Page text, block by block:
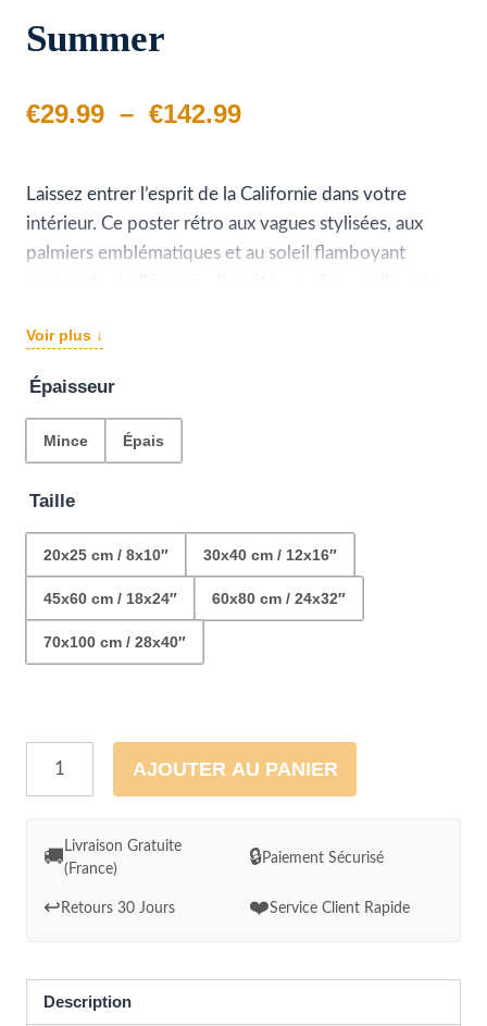
Summer
€29.99 – €142.99Plage
prix :
€29.99
Laissez entrer l’esprit de la Californie dans votre
intérieur. Ce poster rétro aux vagues stylisées, aux
palmiers emblématiques et au soleil flamboyant
gamme
Couleurs éclatantes et durables dans le temps
Palette vintage orange, teal et crème qui s’intègre
mer
Voir plus ↓
Épaisseur
Mince Épais
Taille
20x25 cm / 8x10″ 30x40 cm / 12x16″
45x60 cm / 18x24″ 60x80 cm / 24x32″
70x100 cm / 28x40″
quantité
California
vagues
soleil
couchant
AJOUTER AU PANIER
🚚
Livraison Gratuite
(France)
🔒Paiement Sécurisé
↩️ Retours 30 Jours ❤️Service Client Rapide
Description